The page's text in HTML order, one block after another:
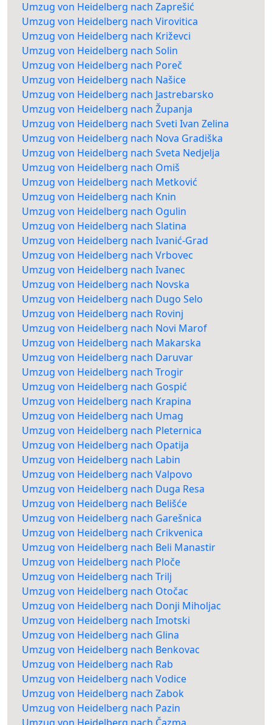
Umzug von Heidelberg nach Zaprešić
Umzug von Heidelberg nach Virovitica
Umzug von Heidelberg nach Križevci
Umzug von Heidelberg nach Solin
Umzug von Heidelberg nach Poreč
Umzug von Heidelberg nach Našice
Umzug von Heidelberg nach Jastrebarsko
Umzug von Heidelberg nach Županja
Umzug von Heidelberg nach Sveti Ivan Zelina
Umzug von Heidelberg nach Nova Gradiška
Umzug von Heidelberg nach Sveta Nedjelja
Umzug von Heidelberg nach Omiš
Umzug von Heidelberg nach Metković
Umzug von Heidelberg nach Knin
Umzug von Heidelberg nach Ogulin
Umzug von Heidelberg nach Slatina
Umzug von Heidelberg nach Ivanić-Grad
Umzug von Heidelberg nach Vrbovec
Umzug von Heidelberg nach Ivanec
Umzug von Heidelberg nach Novska
Umzug von Heidelberg nach Dugo Selo
Umzug von Heidelberg nach Rovinj
Umzug von Heidelberg nach Novi Marof
Umzug von Heidelberg nach Makarska
Umzug von Heidelberg nach Daruvar
Umzug von Heidelberg nach Trogir
Umzug von Heidelberg nach Gospić
Umzug von Heidelberg nach Krapina
Umzug von Heidelberg nach Umag
Umzug von Heidelberg nach Pleternica
Umzug von Heidelberg nach Opatija
Umzug von Heidelberg nach Labin
Umzug von Heidelberg nach Valpovo
Umzug von Heidelberg nach Duga Resa
Umzug von Heidelberg nach Belišće
Umzug von Heidelberg nach Garešnica
Umzug von Heidelberg nach Crikvenica
Umzug von Heidelberg nach Beli Manastir
Umzug von Heidelberg nach Ploče
Umzug von Heidelberg nach Trilj
Umzug von Heidelberg nach Otočac
Umzug von Heidelberg nach Donji Miholjac
Umzug von Heidelberg nach Imotski
Umzug von Heidelberg nach Glina
Umzug von Heidelberg nach Benkovac
Umzug von Heidelberg nach Rab
Umzug von Heidelberg nach Vodice
Umzug von Heidelberg nach Zabok
Umzug von Heidelberg nach Pazin